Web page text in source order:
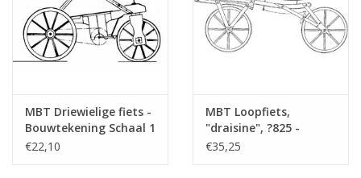
MBT Driewielige fiets -
Bouwtekening Schaal 1
: 8 (40.43.008)
€22,10
MBT Loopfiets,
"draisine", ?825 -
Bouwtekening Schaal 1
€35,25